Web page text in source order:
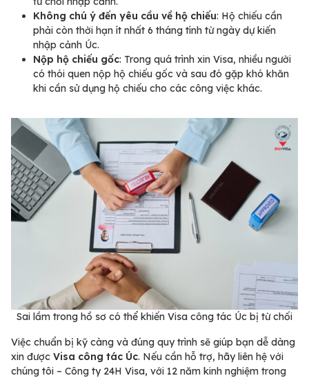
Không chú ý đến yêu cầu về hộ chiếu: Hộ chiếu cần
phải còn thời hạn ít nhất 6 tháng tính từ ngày dự kiến
nhập cảnh Úc.
Nộp hộ chiếu gốc: Trong quá trình xin Visa, nhiều người
có thói quen nộp hộ chiếu gốc và sau đó gặp khó khăn
khi cần sử dụng hộ chiếu cho các công việc khác.
Sai lầm trong hồ sơ có thể khiến Visa công tác Úc bị từ chối
Việc chuẩn bị kỹ càng và đúng quy trình sẽ giúp bạn dễ dàng
xin được Visa công tác Úc. Nếu cần hỗ trợ, hãy liên hệ với
chúng tôi – Công ty 24H Visa, với 12 năm kinh nghiệm trong